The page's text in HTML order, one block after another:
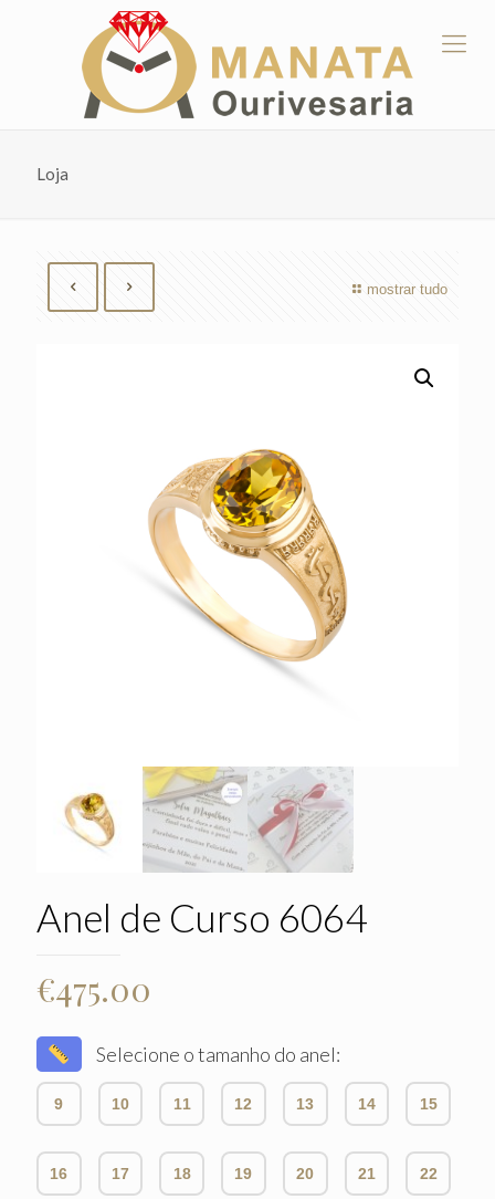
Loja
mostrar tudo
Anel de Curso 6064
€475.00
Selecione o tamanho do anel:
9 10 11 12 13 14 15
16 17 18 19 20 21 22